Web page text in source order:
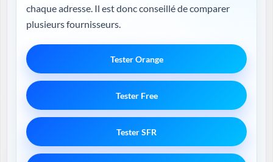
chaque adresse. Il est donc conseillé de comparer
plusieurs fournisseurs.
Tester Orange
Tester Free
Tester SFR